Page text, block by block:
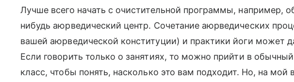
Лучше всего начать с очистительной программы, например,
нибудь аюрведический центр. Сочетание аюрведических
вашей аюрведической конституции) и практики йоги может
Если говорить только о занятиях, то можно прийти в
класс, чтобы понять, насколько это вам подходит. Но, на мой